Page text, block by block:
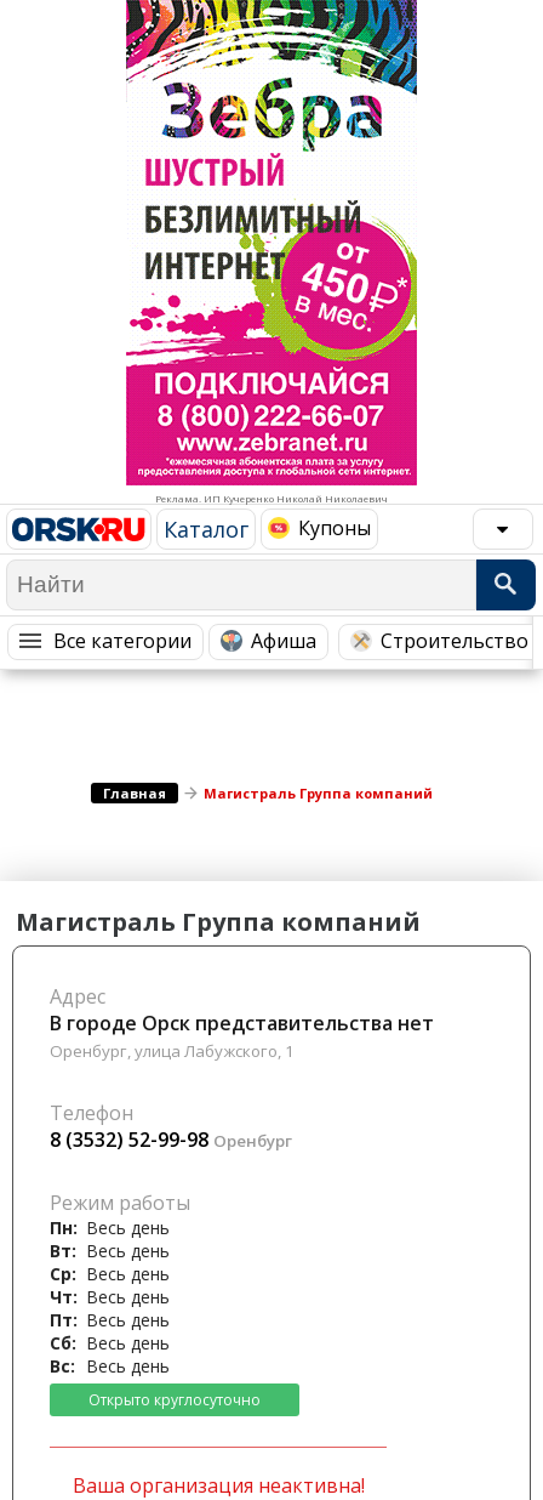
Реклама. ИП Кучеренко Николай Николаевич
Каталог Купоны
Все категории Афиша Строительство
Рестораны, кафе, бары
Развлечения и отдых
Спорт Фитнес
Недвижимость
Красота Косметология
Медицина Здоровье
Гостиницы
Торговля
Бизнес и финансы
Юристы, Экспертиза, Страхование
Ремонт
Социальные организации
Это интересно
Администрация
Промышленность
Городское хозяйство
Популярное →
Главная Магистраль Группа компаний
Магистраль Группа компаний
Адрес
В городе Орск представительства нет
Оренбург, улица Лабужского, 1
Телефон
8 (3532) 52-99-98 Оренбург
Режим работы
Пн: Весь день
Вт: Весь день
Ср: Весь день
Чт: Весь день
Пт: Весь день
Сб: Весь день
Вс: Весь день
Открыто круглосуточно
Ваша организация неактивна!